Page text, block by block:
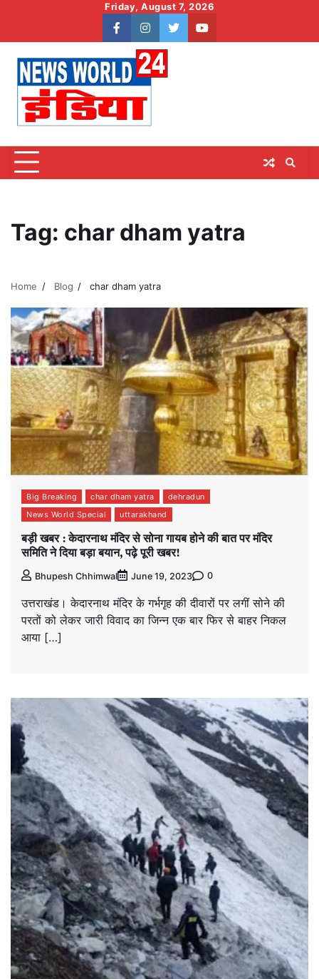
content
Friday, August 7, 2026
facebookinstagram
twitteryoutube
Tag: char dham yatra
Home Blog char dham yatra
Big Breaking char dham yatra
dehradun
News World Special
uttarakhand
बड़ी खबर : केदारनाथ मंदिर से सोना गायब होने की बात पर मंदिर
समिति ने दिया बड़ा बयान, पढ़े पूरी खबर!
Bhupesh Chhimwal June 19, 2023 0
उत्तराखंड। केदारनाथ मंदिर के गर्भगृह की दीवारों पर लगीं सोने की
परतों को लेकर जारी विवाद का जिन्न एक बार फिर से बाहर निकल
आया […]